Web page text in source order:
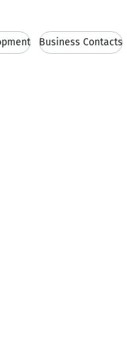
Business Contacts